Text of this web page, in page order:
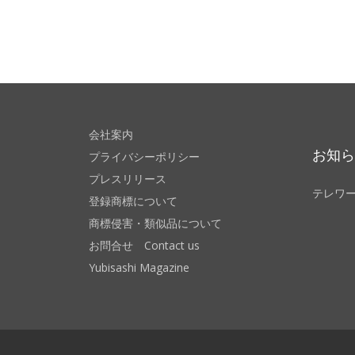
会社案内
プライバシーポリシー
プレスリリース
登録商標について
商標侵害・類似品について
お問合せ Contact us
Yubisashi Magazine
お知
テレワ